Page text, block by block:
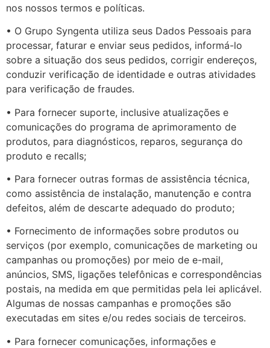
nos nossos termos e políticas.
• O Grupo Syngenta utiliza seus Dados Pessoais para
processar, faturar e enviar seus pedidos, informá-lo
sobre a situação dos seus pedidos, corrigir endereços,
conduzir verificação de identidade e outras atividades
para verificação de fraudes.
• Para fornecer suporte, inclusive atualizações e
comunicações do programa de aprimoramento de
produtos, para diagnósticos, reparos, segurança do
produto e recalls;
• Para fornecer outras formas de assistência técnica,
como assistência de instalação, manutenção e contra
defeitos, além de descarte adequado do produto;
• Fornecimento de informações sobre produtos ou
serviços (por exemplo, comunicações de marketing ou
campanhas ou promoções) por meio de e-mail,
anúncios, SMS, ligações telefônicas e correspondências
postais, na medida em que permitidas pela lei aplicável.
Algumas de nossas campanhas e promoções são
executadas em sites e/ou redes sociais de terceiros.
• Para fornecer comunicações, informações e